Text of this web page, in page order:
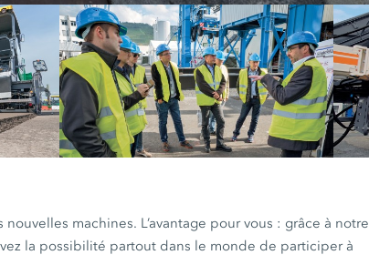
machines. L’avantage pour vous : grâce à notre
la possibilité partout dans le monde de participer à